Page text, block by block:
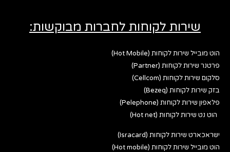
שירות לקוחות לחברות מבוקשות:
הוט מובייל שירות לקוחות (Hot Mobile)
פרטנר שירות לקוחות (Partner)
סלקום שירות לקוחות (Cellcom)
בזק שירות לקוחות (Bezeq)
פלאפון שירות לקוחות (Pelephone)
הוט נט שירות לקוחות (Hot net)
ישראכארט שירות לקוחות (Isracard)
הוט מובייל שירות לקוחות (Hot mobile)